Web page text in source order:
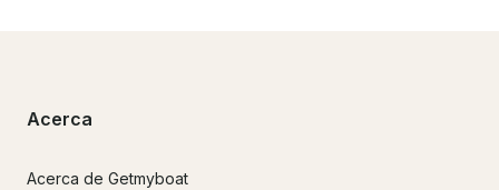
Acerca
Acerca de Getmyboat